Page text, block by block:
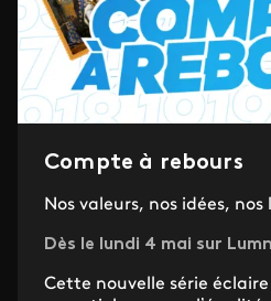
Compte à rebours
Nos valeurs, nos idées,
Dès le lundi 4 mai sur
Cette nouvelle série